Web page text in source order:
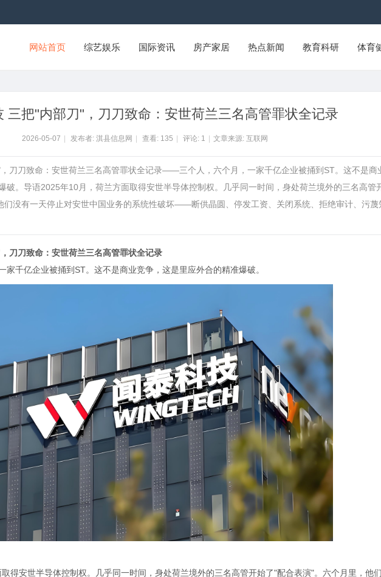
网站首页 综艺娱乐 国际资讯 房产家居 热点新闻 教育科研 体育
三把"内部刀"，刀刀致命：安世荷兰三名高管罪状全记录
2026-05-07 发布者: 淇县信息网 查看: 135 评论: 1 文章来源: 互联网
刀刀致命：安世荷兰三名高管罪状全记录——三个人，六个月，一家千亿企业被捅到ST。这不是商
破。导语2025年10月，荷兰方面取得安世半导体控制权。几乎同一时间，身处荷兰境外的三名高管
们没有一天停止对安世中国业务的系统性破坏——断供晶圆、停发工资、关闭系统、拒绝审计、污蔑
刀刀致命：安世荷兰三名高管罪状全记录
千亿企业被捅到ST。这不是商业竞争，这是里应外合的精准爆破。
得安世半导体控制权。几乎同一时间，身处荷兰境外的三名高管开始了"配合表演"。六个月里，他